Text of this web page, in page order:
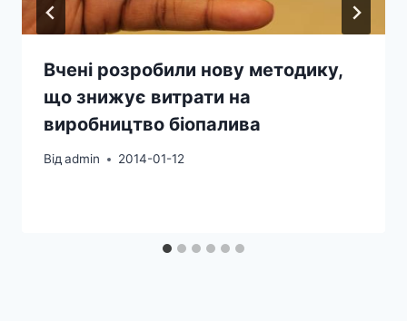
Вчені розробили нову методику,
що знижує витрати на
виробництво біопалива
Відadmin 2014-01-12